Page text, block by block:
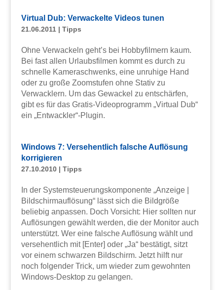
Virtual Dub: Verwackelte Videos tunen
21.06.2011| Tipps
Ohne Verwackeln geht’s bei Hobbyfilmern kaum.
Bei fast allen Urlaubsfilmen kommt es durch zu
schnelle Kameraschwenks, eine unruhige Hand
oder zu große Zoomstufen ohne Stativ zu
Verwacklern. Um das Gewackel zu entschärfen,
gibt es für das Gratis-Videoprogramm „Virtual Dub“
ein „Entwackler“-Plugin.
Windows 7: Versehentlich falsche Auflösung
korrigieren
27.10.2010| Tipps
In der Systemsteuerungskomponente „Anzeige |
Bildschirmauflösung“ lässt sich die Bildgröße
beliebig anpassen. Doch Vorsicht: Hier sollten nur
Auflösungen gewählt werden, die der Monitor auch
unterstützt. Wer eine falsche Auflösung wählt und
versehentlich mit [Enter] oder „Ja“ bestätigt, sitzt
vor einem schwarzen Bildschirm. Jetzt hilft nur
noch folgender Trick, um wieder zum gewohnten
Windows-Desktop zu gelangen.